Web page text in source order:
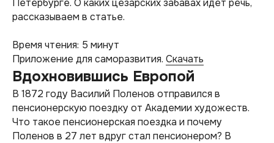
Петербурге. О каких цезарских забавах идет речь,
рассказываем в статье.
Время чтения: 5 минут
Приложение для саморазвития. Скачать
Вдохновившись Европой
В 1872 году Василий Поленов отправился в
пенсионерскую поездку от Академии художеств.
Что такое пенсионерская поездка и почему
Поленов в 27 лет вдруг стал пенсионером? В